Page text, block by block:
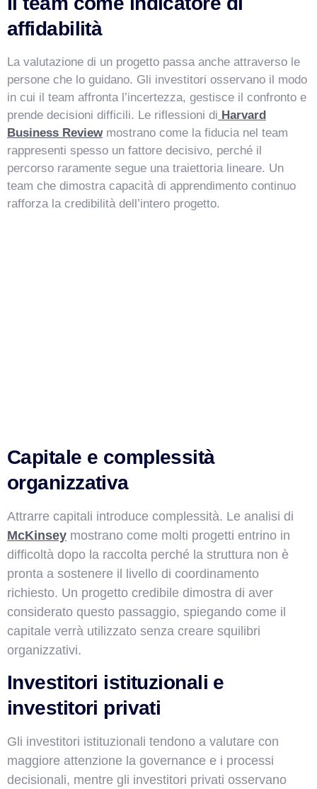
affidabilità
La valutazione di un progetto passa anche attraverso le
persone che lo guidano. Gli investitori osservano il modo
in cui il team affronta l’incertezza, gestisce il confronto e
prende decisioni difficili. Le riflessioni di Harvard
Business Review mostrano come la fiducia nel team
rappresenti spesso un fattore decisivo, perché il
percorso raramente segue una traiettoria lineare. Un
team che dimostra capacità di apprendimento continuo
rafforza la credibilità dell’intero progetto.
Capitale e complessità
organizzativa
Attrarre capitali introduce complessità. Le analisi di
McKinsey mostrano come molti progetti entrino in
difficoltà dopo la raccolta perché la struttura non è
pronta a sostenere il livello di coordinamento
richiesto. Un progetto credibile dimostra di aver
considerato questo passaggio, spiegando come il
capitale verrà utilizzato senza creare squilibri
organizzativi.
Investitori istituzionali e
investitori privati
Gli investitori istituzionali tendono a valutare con
maggiore attenzione la governance e i processi
decisionali, mentre gli investitori privati osservano